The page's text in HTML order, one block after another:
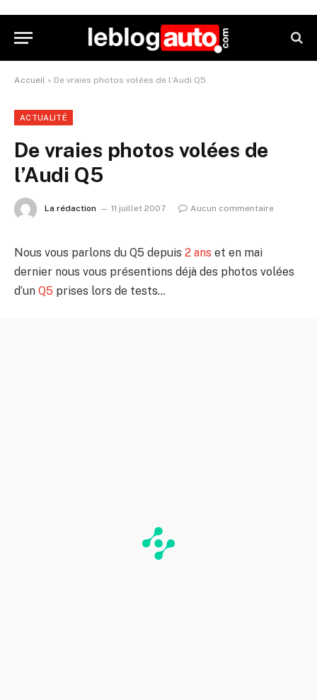
Accueil » De vraies photos volées de l’Audi Q5
ACTUALITÉ
De vraies photos volées de
l’Audi Q5
La rédaction 11 juillet 2007 Aucun commentaire
Nous vous parlons du Q5 depuis 2 ans et en mai
dernier nous vous présentions déjà des photos volées
d’un Q5 prises lors de tests…